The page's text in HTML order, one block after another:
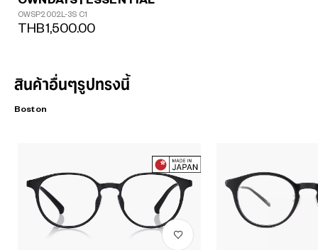
OWSP2002L-3S C1
THB1,500.00
สินค้าอื่นๆรูปทรงนี้
Boston